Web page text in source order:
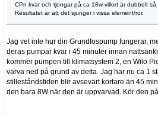
CPn kvar och tjongar på ca 18w vilket är dubbelt så
Resultatet är att det sjunger i vissa element/rör.
Jag vet inte hur din Grundfospump fungerar,
deras pumpar kvar i 45 minuter innan
kommer pumpen till klimatsystem 2, en Wilo
varva ned på grund av detta. Jag har nu ca 1
stilleståndstiden blir avsevärt kortare än 45
den bara 8W när den är uppvarvad. Kör den